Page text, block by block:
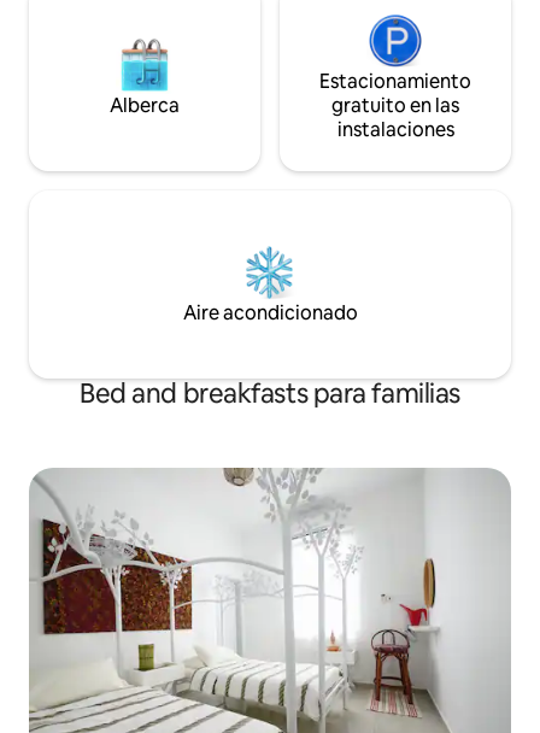
Alberca
Estacionamiento
gratuito en las
instalaciones
Aire acondicionado
Bed and breakfasts para familias